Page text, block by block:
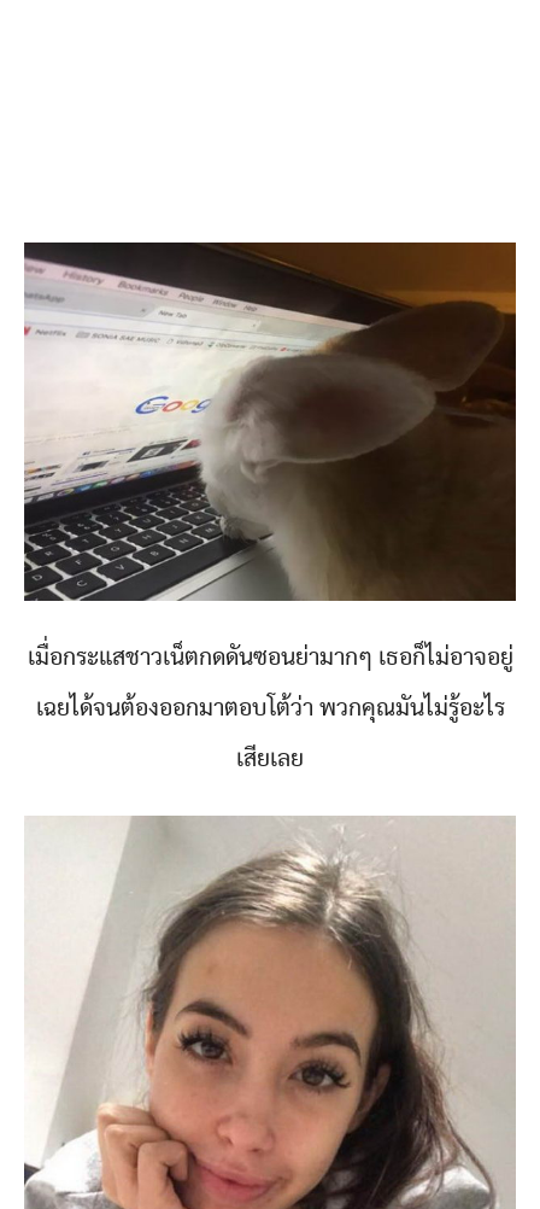
เมื่อกระแสชาวเน็ตกดดันซอนย่ามากๆ เธอก็ไม่อาจอยู่
เฉยได้จนต้องออกมาตอบโต้ว่า พวกคุณมันไม่รู้อะไร
เสียเลย